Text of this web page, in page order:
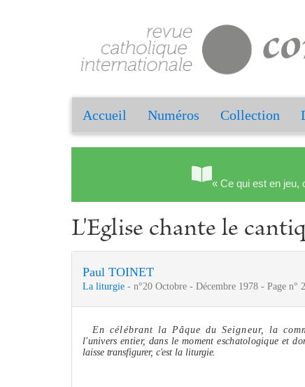
Accueil Numéros Collection
« Ce qui est en jeu,
L'Eglise chante le
Paul TOINET
La liturgie - n°20 Octobre - Décembre 1978 - Page n°
En célébrant la Pâque du Seigneur, la
l'univers entier, dans le moment eschatologique et
laisse transfigurer, c'est la liturgie.